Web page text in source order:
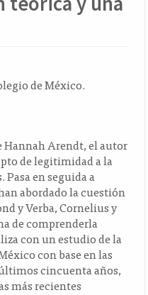
de México.
Hannah Arendt, el autor
de legitimidad a la
en seguida a
abordado la cuestión
y Verba, Cornelius y
de comprenderla
con un estudio de la
con base en las
cincuenta años,
más recientes